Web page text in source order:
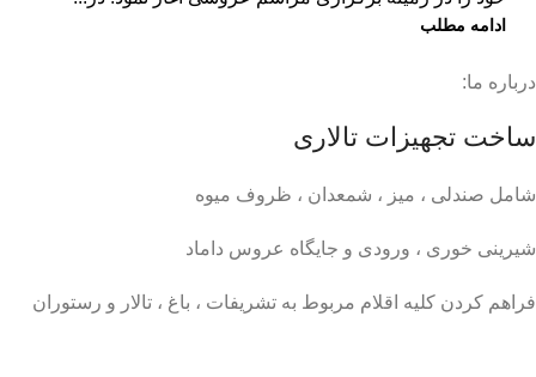
ادامه مطلب
درباره ما:
ساخت تجهیزات تالاری
شامل صندلی ، میز ، شمعدان ، ظروف میوه
شیرینی خوری ، ورودی و جایگاه عروس داماد
فراهم کردن کلیه اقلام مربوط به تشریفات ، باغ ، تالار و رستوران